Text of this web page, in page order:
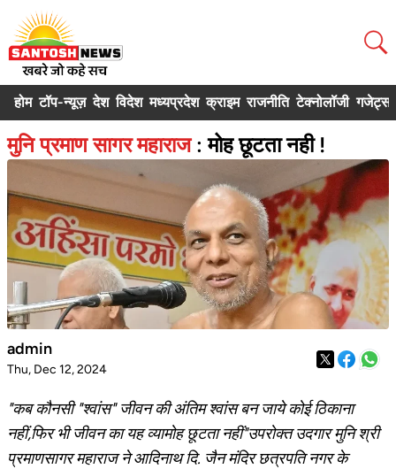
होम टॉप-न्यूज़ देश विदेश मध्यप्रदेश क्राइम राजनीति टेक्नोलॉजी गजेट्स
मुनि प्रमाण सागर महाराज: मोह छूटता नही !
admin
Thu, Dec 12, 2024
"कब कौनसी "श्वांस" जीवन की अंतिम श्वांस बन जाये कोई ठिकाना
नहीं,फिर भी जीवन का यह व्यामोह छूटता नहीं"उपरोक्त उदगार मुनि श्री
प्रमाणसागर महाराज ने आदिनाथ दि. जैन मंदिर छत्रपति नगर के